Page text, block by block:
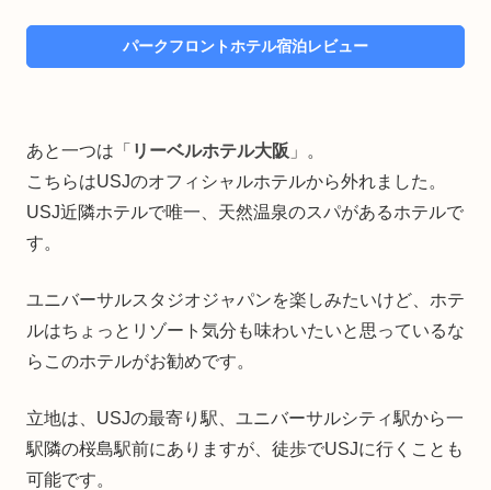
パークフロントホテル宿泊レビュー
あと一つは「 リーベルホテル大阪 」。
こちらはUSJのオフィシャルホテルから外れました。
USJ近隣ホテルで唯一、天然温泉のスパがあるホテルで
す。
ユニバーサルスタジオジャパンを楽しみたいけど、ホテ
ルはちょっとリゾート気分も味わいたいと思っているな
らこのホテルがお勧めです。
立地は、USJの最寄り駅、ユニバーサルシティ駅から一
駅隣の桜島駅前にありますが、徒歩でUSJに行くことも
可能です。